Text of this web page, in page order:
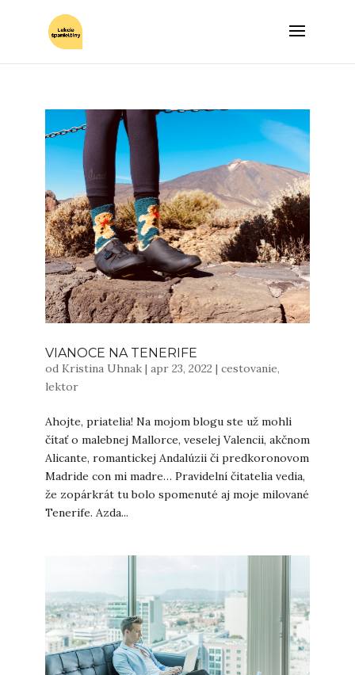
VIANOCE NA TENERIFE
od Kristina Uhnak| apr 23, 2022 | cestovanie,
lektor
Ahojte, priatelia! Na mojom blogu ste už mohli
čítať o malebnej Mallorce, veselej Valencii, akčnom
Alicante, romantickej Andalúzii či predkoronovom
Madride con mi madre… Pravidelní čitatelia vedia,
že zopárkrát tu bolo spomenuté aj moje milované
Tenerife. Azda...